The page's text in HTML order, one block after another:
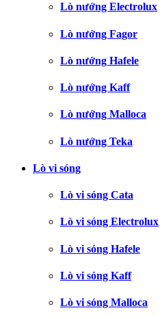
Lò nướng Electrolux
Lò nướng Fagor
Lò nướng Hafele
Lò nướng Kaff
Lò nướng Malloca
Lò nướng Teka
Lò vi sóng
Lò vi sóng Cata
Lò vi sóng Electrolux
Lò vi sóng Hafele
Lò vi sóng Kaff
Lò vi sóng Malloca